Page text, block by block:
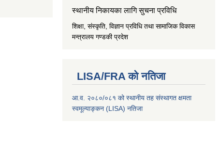
स्थानीय निकायका लागि सुचना प्रविधि
शिक्षा, संस्कृति, विज्ञान प्रविधि तथा सामाजिक विकास
मन्त्रालय गण्डकी प्रदेश
LISA/FRA को नतिजा
आ.व. २०८०/०८१ को स्थानीय तह संस्थागत क्षमता
स्वमूल्याङ्कन (LISA) नतिजा